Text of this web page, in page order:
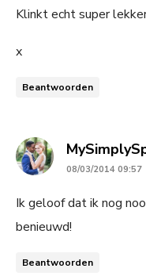
Klinkt echt super
x
Beantwoorden
08/03/2014 09:57
Ik geloof dat ik nog
benieuwd!
Beantwoorden